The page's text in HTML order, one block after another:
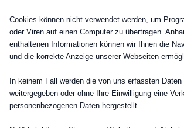
Cookies können nicht verwendet werden, um
oder Viren auf einen Computer zu übertragen.
enthaltenen Informationen können wir Ihnen die
und die korrekte Anzeige unserer Webseiten
In keinem Fall werden die von uns erfassten Daten
weitergegeben oder ohne Ihre Einwilligung eine
personenbezogenen Daten hergestellt.